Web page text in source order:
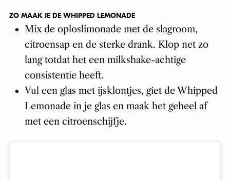
ZO MAAK JE DE WHIPPED LEMONADE
Mix de oploslimonade met de slagroom,
citroensap en de sterke drank. Klop net zo
lang totdat het een milkshake-achtige
consistentie heeft.
Vul een glas met ijsklontjes, giet de Whipped
Lemonade in je glas en maak het geheel af
met een citroenschijfje.